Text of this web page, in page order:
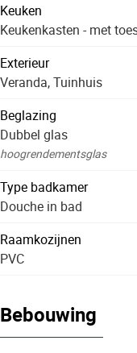
Keuken
Keukenkasten - met
Exterieur
Veranda, Tuinhuis
Beglazing
Dubbel glas
hoogrendementsglas
Type badkamer
Douche in bad
Raamkozijnen
PVC
Bebouwing